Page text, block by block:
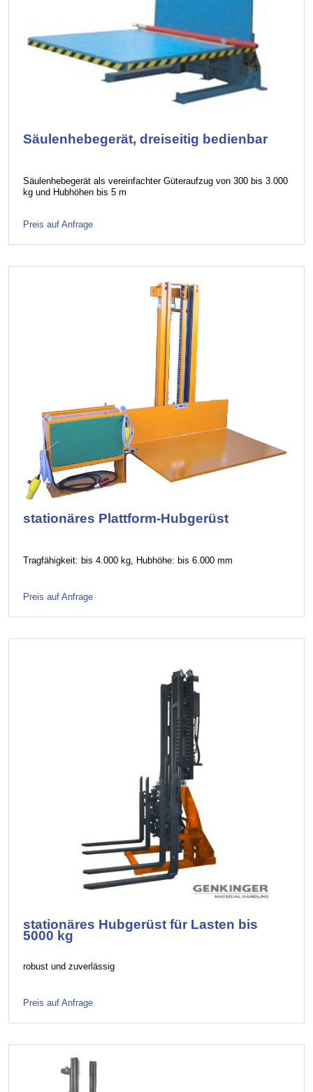
Säulenhebegerät, dreiseitig bedienbar
Säulenhebegerät als vereinfachter Güteraufzug von 300 bis 3.000
kg und Hubhöhen bis 5 m
Preis auf Anfrage
stationäres Plattform-Hubgerüst
Tragfähigkeit: bis 4.000 kg, Hubhöhe: bis 6.000 mm
Preis auf Anfrage
stationäres Hubgerüst für Lasten bis
5000 kg
robust und zuverlässig
Preis auf Anfrage